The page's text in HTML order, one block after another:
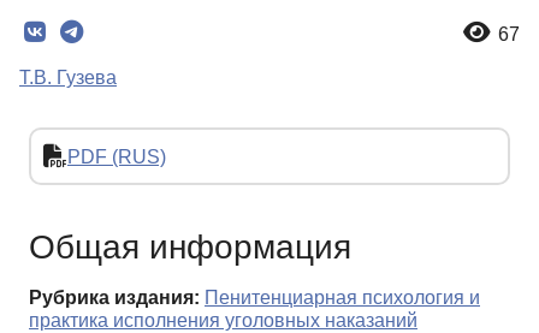
67
Т.В. Гузева
PDF (RUS)
Общая информация
Рубрика издания: Пенитенциарная психология и
практика исполнения уголовных наказаний